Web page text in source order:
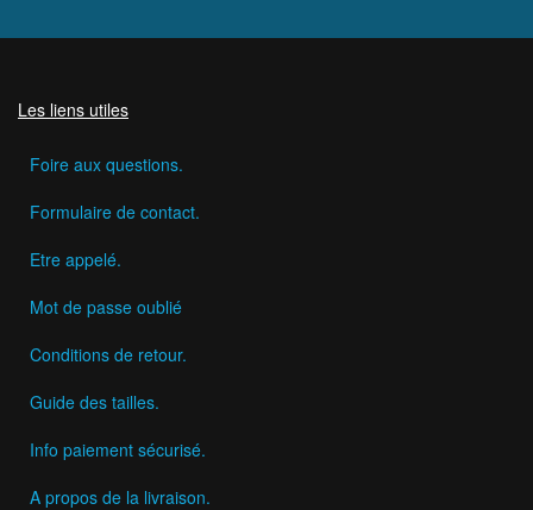
Les liens utiles
Foire aux questions.
Formulaire de contact.
Etre appelé.
Mot de passe oublié
Conditions de retour.
Guide des tailles.
Info paiement sécurisé.
A propos de la livraison.